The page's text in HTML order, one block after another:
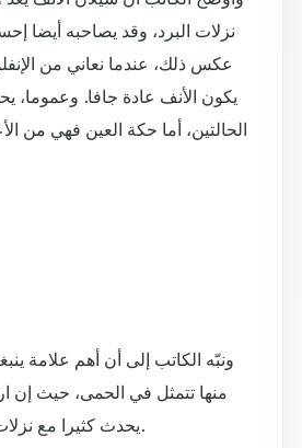
نزلات البرد، وقد يصاحبه أيضا
عكس ذلك، عندما نعاني من
يكون الأنف عادة جافا. وعموما،
الحالتين، أما حكة العين فهي من
ونبّه الكاتب إلى أن أهم علامة ينبغي
منها تتمثل في الحمى، حيث إن
يحدث كثيرا مع نزلات البرد، ولا يكون حادا.